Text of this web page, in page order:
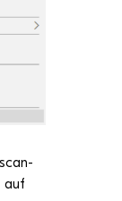
scan­
auf